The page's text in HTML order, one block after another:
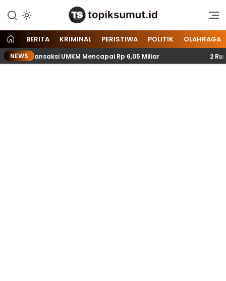
Topik Sumut
Memberitakan Seputar
dan Nasional
BERITA KRIMINAL PERISTIWA POLITIK OLAHRAGA
NEWS UMKM Mencapai Rp 6,05 Miliar 2 Rumah